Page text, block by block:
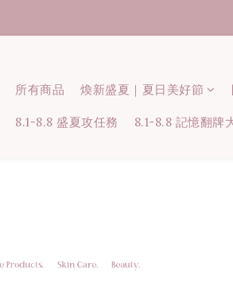
所有商品 煥新盛夏｜夏日美好節
8.1-8.8 盛夏攻任務 8.1-8.8 記憶翻牌